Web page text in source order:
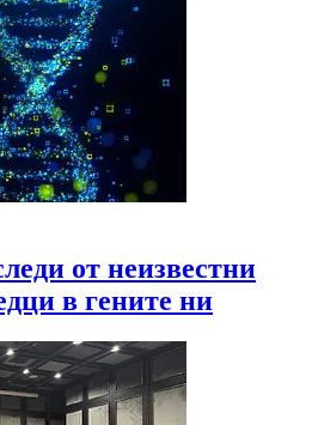
от неизвестни
в гените ни